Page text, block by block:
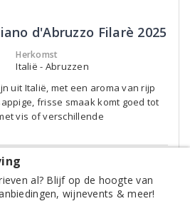
d'Abruzzo Filarè 2025
Herkomst
Italië - Abruzzen
uit Italië, met een aroma van rijp
frisse smaak komt goed tot
vis of verschillende
al? Blijf op de hoogte van
wijnevents & meer!